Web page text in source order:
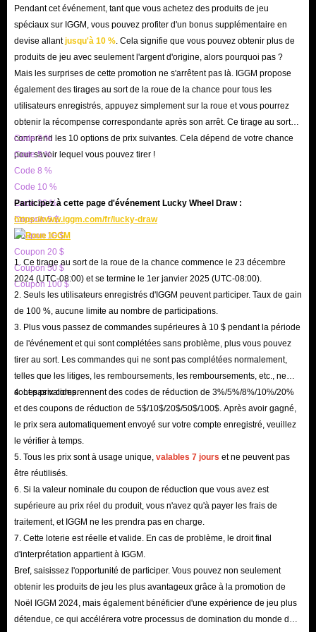
Darkness avec enthousiasme. Nous ferons de notre mieux pour vous faire
profiter du meilleur service.
Pendant cet événement, tant que vous achetez des produits de jeu
spéciaux sur IGGM, vous pouvez profiter d'un bonus supplémentaire en
devise allantjusqu'à 10 % . Cela signifie que vous pouvez obtenir plus de
produits de jeu avec seulement l'argent d'origine, alors pourquoi pas ?
Mais les surprises de cette promotion ne s'arrêtent pas là. IGGM propose
également des tirages au sort de la roue de la chance pour tous les
utilisateurs enregistrés, appuyez simplement sur la roue et vous pourrez
obtenir la récompense correspondante après son arrêt. Ce tirage au sort
comprend les 10 options de prix suivantes. Cela dépend de votre chance
pour savoir lequel vous pouvez tirer !
Code 3 %
Code 5 %
Code 8 %
Code 10 %
Code 20 %
Coupon 5 $
Coupon 10 $
Coupon 20 $
Coupon 50 $
Coupon 100 $
Participez à cette page d'événement Lucky Wheel Draw :
https://www.iggm.com/fr/lucky-draw
1. Ce tirage au sort de la roue de la chance commence le 23 décembre
2024 (UTC-08:00) et se termine le 1er janvier 2025 (UTC-08:00).
2. Seuls les utilisateurs enregistrés d'IGGM peuvent participer. Taux de gain
de 100 %, aucune limite au nombre de participations.
3. Plus vous passez de commandes supérieures à 10 $ pendant la période
de l'événement et qui sont complétées sans problème, plus vous pouvez
tirer au sort. Les commandes qui ne sont pas complétées normalement,
telles que les litiges, les remboursements, les remboursements, etc., ne
sont pas valides.
4. Les prix comprennent des codes de réduction de 3%/5%/8%/10%/20%
et des coupons de réduction de 5$/10$/20$/50$/100$. Après avoir gagné,
le prix sera automatiquement envoyé sur votre compte enregistré, veuillez
le vérifier à temps.
5. Tous les prix sont à usage unique, valables 7 jours et ne peuvent pas
être réutilisés.
6. Si la valeur nominale du coupon de réduction que vous avez est
supérieure au prix réel du produit, vous n'avez qu'à payer les frais de
traitement, et IGGM ne les prendra pas en charge.
7. Cette loterie est réelle et valide. En cas de problème, le droit final
d'interprétation appartient à IGGM.
Bref, saisissez l'opportunité de participer. Vous pouvez non seulement
obtenir les produits de jeu les plus avantageux grâce à la promotion de
Noël IGGM 2024, mais également bénéficier d'une expérience de jeu plus
détendue, ce qui accélérera votre processus de domination du monde du